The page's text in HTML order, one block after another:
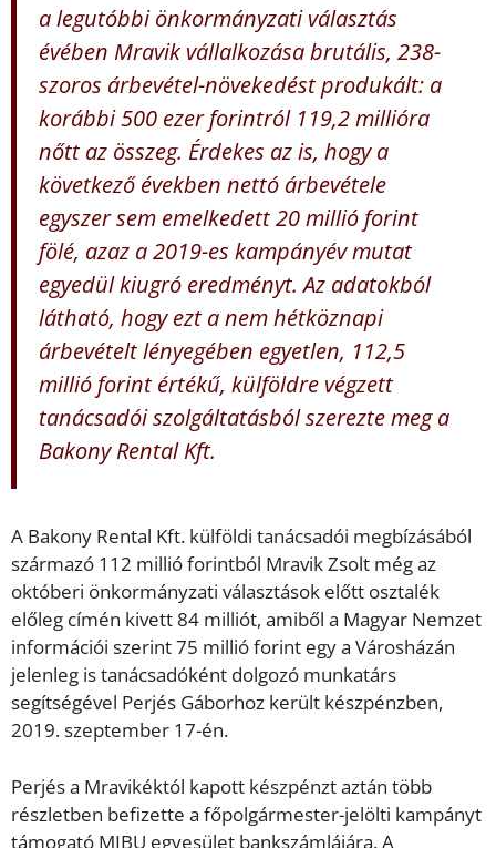
a legutóbbi önkormányzati választás
évében Mravik vállalkozása brutális, 238-
szoros árbevétel-növekedést produkált: a
korábbi 500 ezer forintról 119,2 millióra
nőtt az összeg. Érdekes az is, hogy a
következő években nettó árbevétele
egyszer sem emelkedett 20 millió forint
fölé, azaz a 2019-es kampányév mutat
egyedül kiugró eredményt. Az adatokból
látható, hogy ezt a nem hétköznapi
árbevételt lényegében egyetlen, 112,5
millió forint értékű, külföldre végzett
tanácsadói szolgáltatásból szerezte meg a
Bakony Rental Kft.
A Bakony Rental Kft. külföldi tanácsadói megbízásából
származó 112 millió forintból Mravik Zsolt még az
októberi önkormányzati választások előtt osztalék
előleg címén kivett 84 milliót, amiből a Magyar Nemzet
információi szerint 75 millió forint egy a Városházán
jelenleg is tanácsadóként dolgozó munkatárs
segítségével Perjés Gáborhoz került készpénzben,
2019. szeptember 17-én.
Perjés a Mravikéktól kapott készpénzt aztán több
részletben befizette a főpolgármester-jelölti kampányt
támogató MIBU egyesület bankszámlájára. A